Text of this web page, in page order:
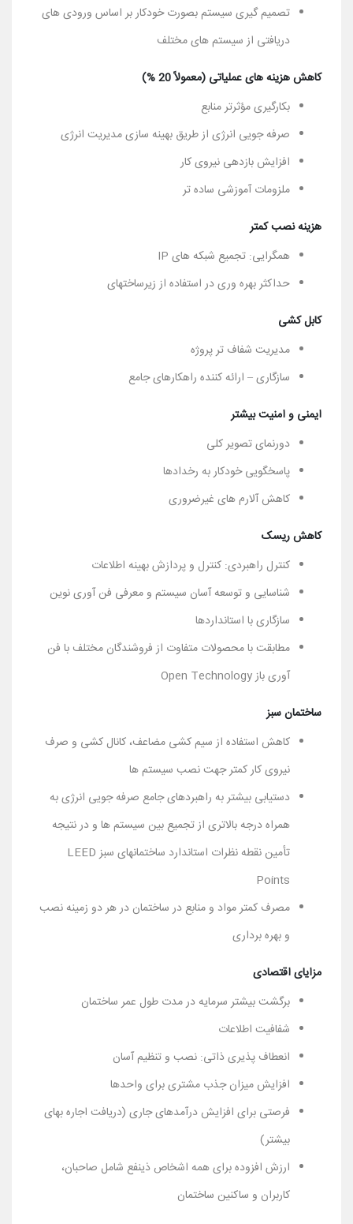
تصمیم گیری سیستم بصورت خودکار بر اساس ورودی های
دریافتی از سیستم های مختلف
کاهش هزینه های عملیاتی (معمولاً 20 %)
بکارگیری مؤثرتر منابع
صرفه جویی انرژی از طریق بهینه سازی مدیریت انرژی
افزایش بازدهی نیروی کار
ملزومات آموزشی ساده تر
هزینه نصب کمتر
همگرایی: تجمیع شبکه های IP
حداکثر بهره وری در استفاده از زیرساختهای
کابل کشی
مدیریت شفاف تر پروژه
سازگاری – ارائه کننده راهکارهای جامع
ایمنی و امنیت بیشتر
دورنمای تصویر کلی
پاسخگویی خودکار به رخدادها
کاهش آلارم های غیرضروری
کاهش ریسک
کنترل راهبردی: کنترل و پردازش بهینه اطلاعات
شناسایی و توسعه آسان سیستم و معرفی فن آوری نوین
سازگاری با استانداردها
مطابقت با محصولات متفاوت از فروشندگان مختلف با فن
آوری باز Open Technology
ساختمان سبز
کاهش استفاده از سیم کشی مضاعف، کانال کشی و صرف
نیروی کار کمتر جهت نصب سیستم ها
دستیابی بیشتر به راهبردهای جامع صرفه جویی انرژی به
همراه درجه بالاتری از تجمیع بین سیستم ها و در نتیجه
تأمین نقطه نظرات استاندارد ساختمانهای سبز LEED
Points
مصرف کمتر مواد و منابع در ساختمان در هر دو زمینه نصب
و بهره برداری
مزایای اقتصادی
برگشت بیشتر سرمایه در مدت طول عمر ساختمان
شفافیت اطلاعات
انعطاف پذیری ذاتی: نصب و تنظیم آسان
افزایش میزان جذب مشتری برای واحدها
فرصتی برای افزایش درآمدهای جاری (دریافت اجاره بهای
بیشتر)
ارزش افزوده برای همه اشخاص ذینفع شامل صاحبان،
کاربران و ساکنین ساختمان